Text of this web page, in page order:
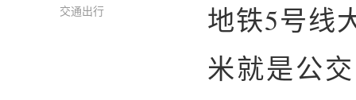
交通出行
地铁5号线
米就是公